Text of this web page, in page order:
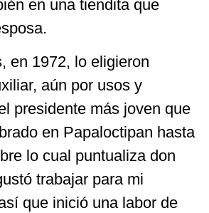
en una tiendita que
en 1972, lo eligieron
aún por usos y
presidente más joven que
en Papaloctipan hasta
lo cual puntualiza don
trabajar para mi
que inició una labor de